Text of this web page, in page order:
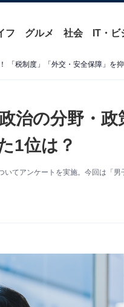
フ グルメ 社会 IT・ビ
「税制度」「外交・安全保障」を
治の分野・政
1位は？
てアンケートを実施。今回は「男